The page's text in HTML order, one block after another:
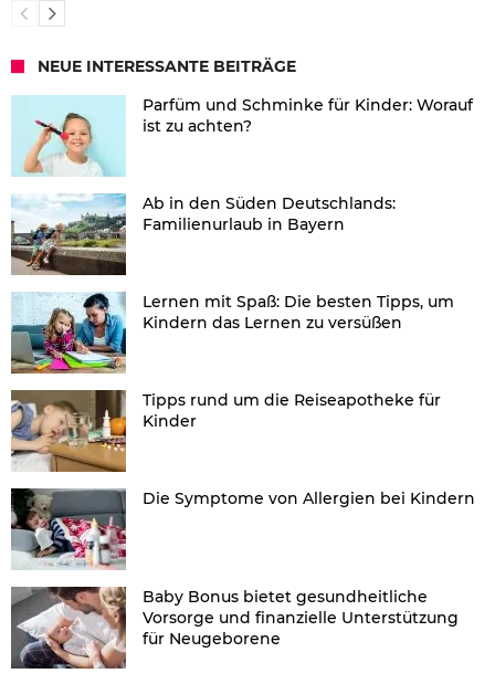
NEUE INTERESSANTE BEITRÄGE
Parfüm und Schminke für Kinder: Worauf
ist zu achten?
Ab in den Süden Deutschlands:
Familienurlaub in Bayern
Lernen mit Spaß: Die besten Tipps, um
Kindern das Lernen zu versüßen
Tipps rund um die Reiseapotheke für
Kinder
Die Symptome von Allergien bei Kindern
Baby Bonus bietet gesundheitliche
Vorsorge und finanzielle Unterstützung
für Neugeborene